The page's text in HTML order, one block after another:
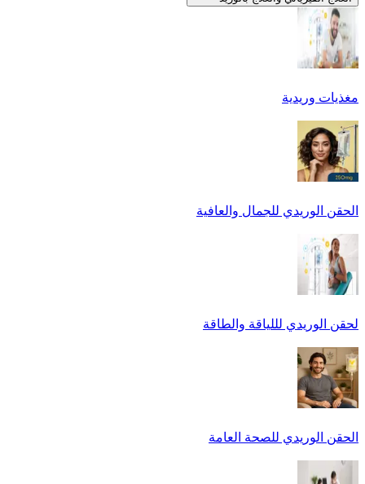
مغذيات وريدية
الحقن الوريدي للجمال والعافية
لحقن الوريدي لللياقة والطاقة
الحقن الوريدي للصحة العامة